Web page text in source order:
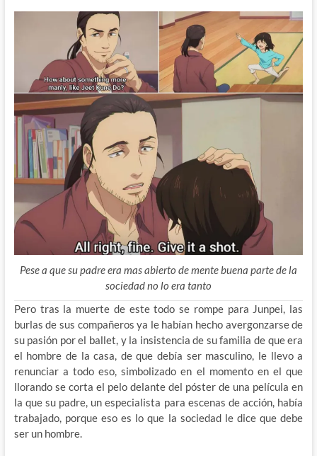
Pese a que su padre era mas abierto de mente buena parte de la
sociedad no lo era tanto
Pero tras la muerte de este todo se rompe para Junpei, las
burlas de sus compañeros ya le habían hecho avergonzarse de
su pasión por el ballet, y la insistencia de su familia de que era
el hombre de la casa, de que debía ser masculino, le llevo a
renunciar a todo eso, simbolizado en el momento en el que
llorando se corta el pelo delante del póster de una película en
la que su padre, un especialista para escenas de acción, había
trabajado, porque eso es lo que la sociedad le dice que debe
ser un hombre.